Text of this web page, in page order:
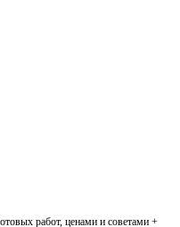
работ, ценами и советами +